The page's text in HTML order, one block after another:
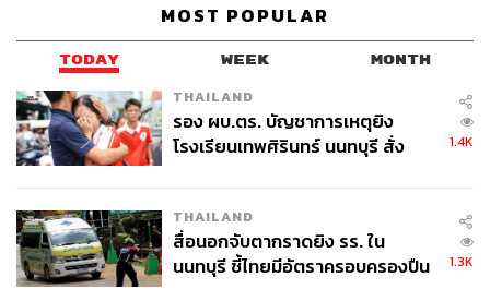
THE STANDARD WEALTH
สำนักข่าวเศรษฐกิจ ธุรกิจ และการลงทุน โดย
ทีมข่าว THE STANDARD
MOST POPULAR
TODAY WEEK MONTH
THAILAND
รอง ผบ.ตร. บัญชาการเหตุยิง
โรงเรียนเทพศิรินทร์ นนทบุรี สั่ง
1.4K
THAILAND
สื่อนอกจับตากราดยิง รร. ใน
นนทบุรี ชี้ไทยมีอัตราครอบครองปืน
1.3K